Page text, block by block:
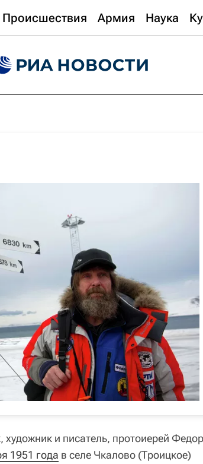
Происшествия Армия Наука
художник и писатель, протоиерей Федор
1951 года в селе Чкалово (Троицкое)